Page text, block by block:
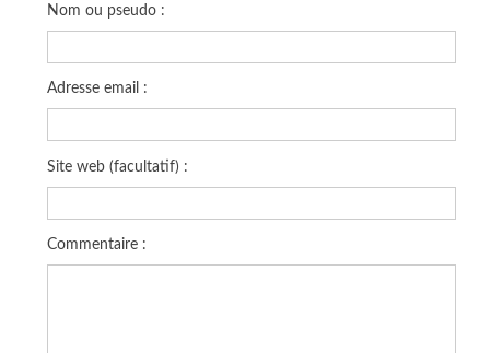
Nom ou pseudo :
Adresse email :
Site web (facultatif) :
Commentaire :